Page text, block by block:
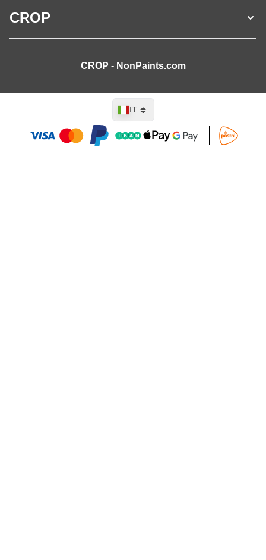
CROP
CROP - NonPaints.com
Lingua
IT